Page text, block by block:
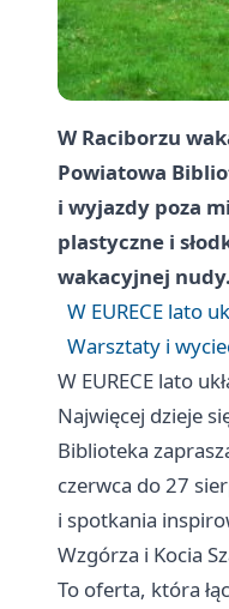
W Raciborzu
Powiatowa
i wyjazdy poza
plastyczne i
wakacyjnej
W EURECE lato
Warsztaty i
W EURECE lato
Najwięcej dzieje
Biblioteka
czerwca do 27
i spotkania
Wzgórza i Kocia
To oferta, która